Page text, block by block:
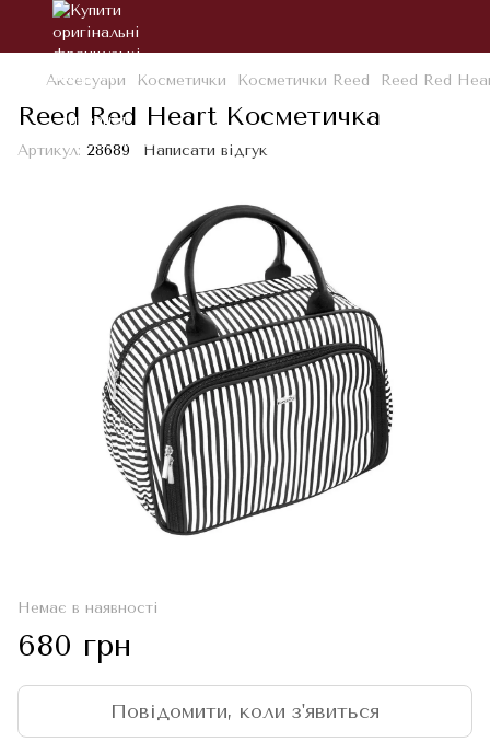
Аксесуари Косметички Косметички Reed Reed Red
Reed Red Heart Косметичка
Артикул: 28689 Написати відгук
Немає в наявності
680 грн
Повідомити, коли з'явиться